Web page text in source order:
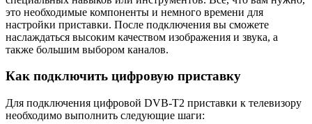
это необходимые компоненты и немного времени для
настройки приставки. После подключения вы сможете
наслаждаться высоким качеством изображения и звука, а
также большим выбором каналов.
Как подключить цифровую приставку
Для подключения цифровой DVB-T2 приставки к телевизору
необходимо выполнить следующие шаги: